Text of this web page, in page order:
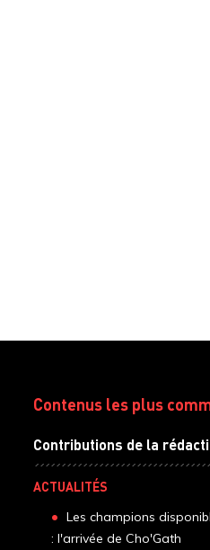
Contenus les plus
Contributions de la
ACTUALITÉS
Les champions
: l'arrivée de Cho'Gath